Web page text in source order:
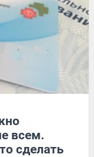
всем.
сделать